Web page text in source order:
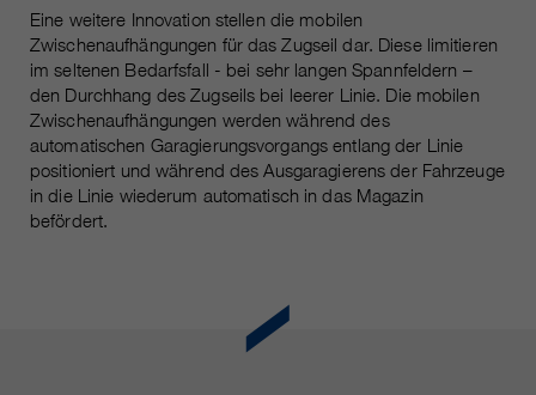
Eine weitere Innovation stellen die mobilen
Zwischenaufhängungen für das Zugseil dar. Diese limitieren
im seltenen Bedarfsfall - bei sehr langen Spannfeldern –
den Durchhang des Zugseils bei leerer Linie. Die mobilen
Zwischenaufhängungen werden während des
automatischen Garagierungsvorgangs entlang der Linie
positioniert und während des Ausgaragierens der Fahrzeuge
in die Linie wiederum automatisch in das Magazin
befördert.
Zweck
Wird verwendet, um vor Spam zu
schützen, welches durch Spam-
Bots verursacht wird.
Name cookie_optin
Speichert die vom Benutzer
Name
_ga, _gid, _gat, __utma, __utmb,
__utmc, __utmd, __utmz
Anbieter Google Analytics
Laufzeit
Mehrere - variieren zwischen 2
Jahren und 6 Monaten oder noch
Analytics verwendet, um
verschiedene Arten von
Nutzungsinformationen zu
Cookie-Informationen